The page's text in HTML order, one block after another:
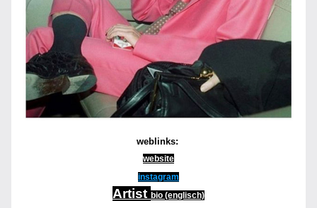
weblinks:
website
instagram
Artist bio (englisch)